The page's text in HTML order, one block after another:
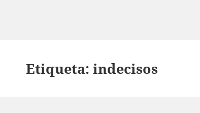
Etiqueta:indecisos